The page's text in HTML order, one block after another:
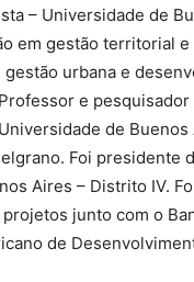
– Universidade de
em gestão territorial e
urbana e
e pesquisador
de Buenos
Foi presidente
Aires – Distrito IV.
junto com o
de